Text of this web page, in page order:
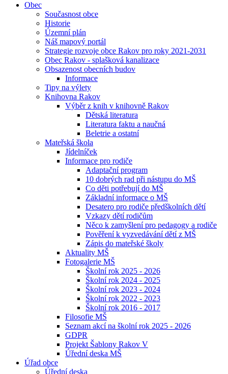
Obec
Současnost obce
Historie
Územní plán
Náš mapový portál
Strategie rozvoje obce Rakov pro roky 2021-2031
Obec Rakov - splašková kanalizace
Obsazenost obecních budov
Informace
Tipy na výlety
Knihovna Rakov
Výběr z knih v knihovně Rakov
Dětská literatura
Literatura faktu a naučná
Beletrie a ostatní
Mateřská škola
Jídelníček
Informace pro rodiče
Adaptační program
10 dobrých rad při nástupu do MŠ
Co děti potřebují do MŠ
Základní informace o MŠ
Desatero pro rodiče předškolních dětí
Vzkazy dětí rodičům
Něco k zamyšlení pro pedagogy a rodiče
Pověření k vyzvedávání dětí z MŠ
Zápis do mateřské školy
Aktuality MŠ
Fotogalerie MŠ
Školní rok 2025 - 2026
Školní rok 2024 - 2025
Školní rok 2023 - 2024
Školní rok 2022 - 2023
Školní rok 2016 - 2017
Filosofie MŠ
Seznam akcí na školní rok 2025 - 2026
GDPR
Projekt Šablony Rakov V
Úřední deska MŠ
Úřad obce
Úřední deska